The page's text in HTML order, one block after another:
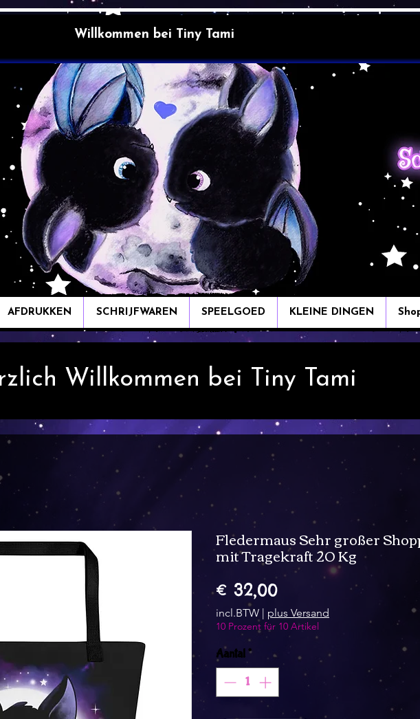
Willkommen bei Tiny Tami
AFDRUKKEN SCHRIJFWAREN SPEELGOED KLEINE DINGEN
Willkommen bei Tiny Tami
Fledermaus Sehr großer
mit Tragekraft 20 Kg
€ 32,00Prijs
incl.BTW | plus Versand
10 Prozent für 10 Artikel
Aantal*